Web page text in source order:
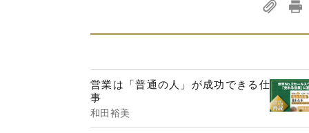
営業は「普通の人」が成功できる仕
事
和田裕美